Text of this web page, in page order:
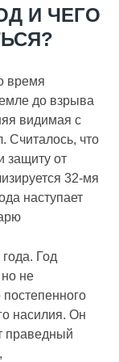
И ЧЕГО
время
до взрыва
видимая с
Считалось, что
защиту от
32-мя
наступает
Год
не
насилия. Он
праведный